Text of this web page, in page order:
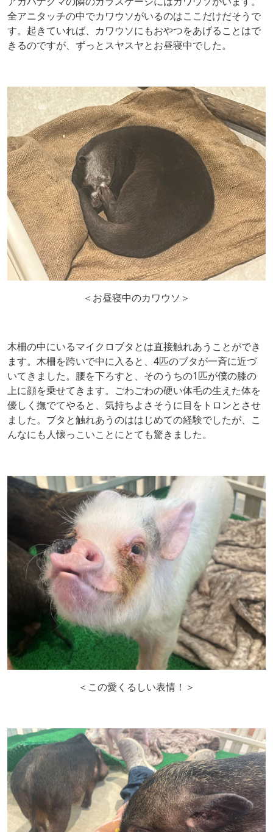
全アニタッチの中でカワウソがいるのはここだけだそうで
す。起きていれば、カワウソにもおやつをあげることはで
きるのですが、ずっとスヤスヤとお昼寝中でした。
＜お昼寝中のカワウソ＞
木柵の中にいるマイクロブタとは直接触れあうことができ
ます。木柵を跨いで中に入ると、4匹のブタが一斉に近づ
いてきました。腰を下ろすと、そのうちの1匹が僕の膝の
上に顔を乗せてきます。ごわごわの硬い体毛の生えた体を
優しく撫でてやると、気持ちよさそうに目をトロンとさせ
ました。ブタと触れあうのははじめての経験でしたが、こ
んなにも人懐っこいことにとても驚きました。
＜この愛くるしい表情！＞